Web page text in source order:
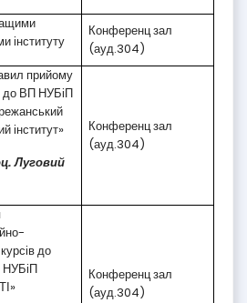
інституту
Конференц зал
(ауд.304)
прийому
до ВП НУБіП
інститут»
Луговий
Конференц зал
(ауд.304)
до
НУБіП
Конференц зал
(ауд.304)